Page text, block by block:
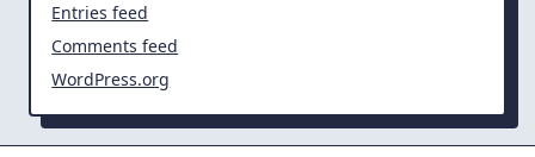
Entries feed
Comments feed
WordPress.org